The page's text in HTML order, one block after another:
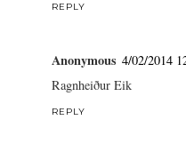
REPLY
Anonymous 4/02/2014
Ragnheiður Eik
REPLY